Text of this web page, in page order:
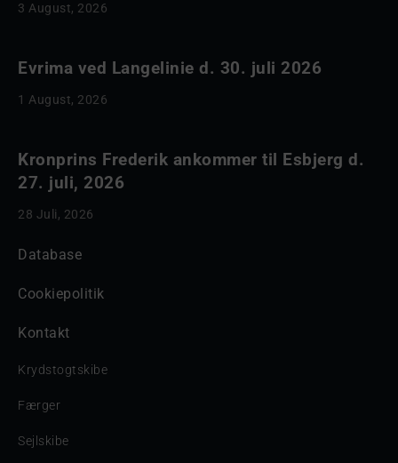
3 August, 2026
Evrima ved Langelinie d. 30. juli 2026
1 August, 2026
Kronprins Frederik ankommer til Esbjerg d.
27. juli, 2026
28 Juli, 2026
Database
Cookiepolitik
Kontakt
Krydstogtskibe
Færger
Sejlskibe